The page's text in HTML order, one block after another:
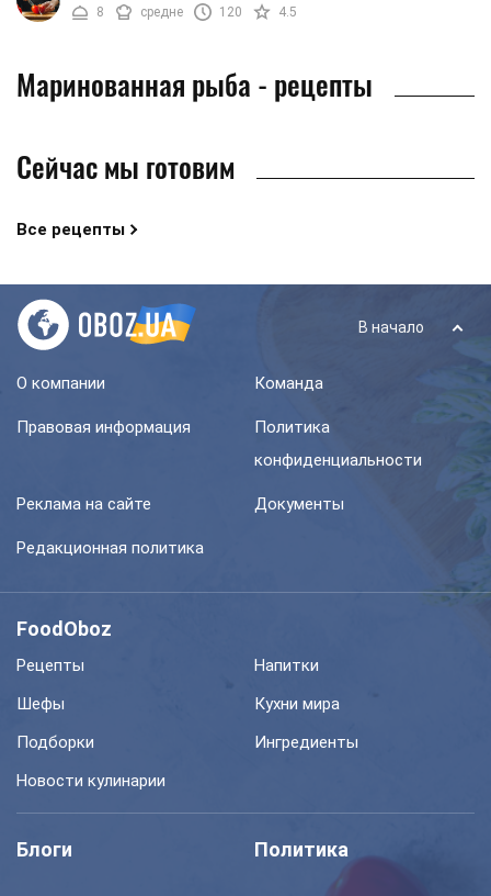
8
средне 120 4.5
Маринованная рыба - рецепты
Сейчас мы готовим
Все рецепты
В начало
О компании Команда
Правовая информация
Политика
конфиденциальности
Реклама на сайте Документы
Редакционная политика
FoodOboz
Рецепты
Напитки
Шефы
Кухни мира
Подборки
Ингредиенты
Новости кулинарии
Блоги Политика